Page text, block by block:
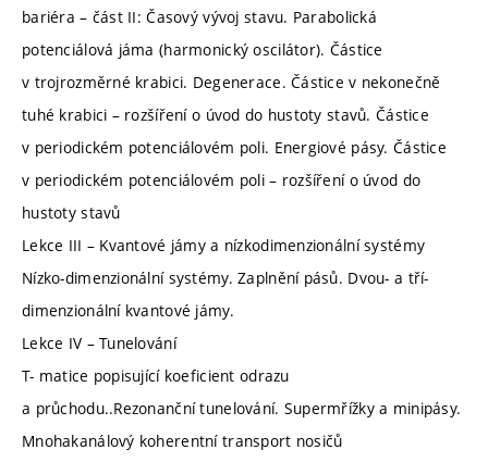
bariéra – část II: Časový vývoj stavu. Parabolická
potenciálová jáma (harmonický oscilátor). Částice
v trojrozměrné krabici. Degenerace. Částice v nekonečně
tuhé krabici – rozšíření o úvod do hustoty stavů. Částice
v periodickém potenciálovém poli. Energiové pásy. Částice
v periodickém potenciálovém poli – rozšíření o úvod do
hustoty stavů
Lekce III – Kvantové jámy a nízkodimenzionální systémy
Nízko-dimenzionální systémy. Zaplnění pásů. Dvou- a tří-
dimenzionální kvantové jámy.
Lekce IV – Tunelování
T- matice popisující koeficient odrazu
a průchodu..Rezonanční tunelování. Supermřížky a minipásy.
Mnohakanálový koherentní transport nosičů